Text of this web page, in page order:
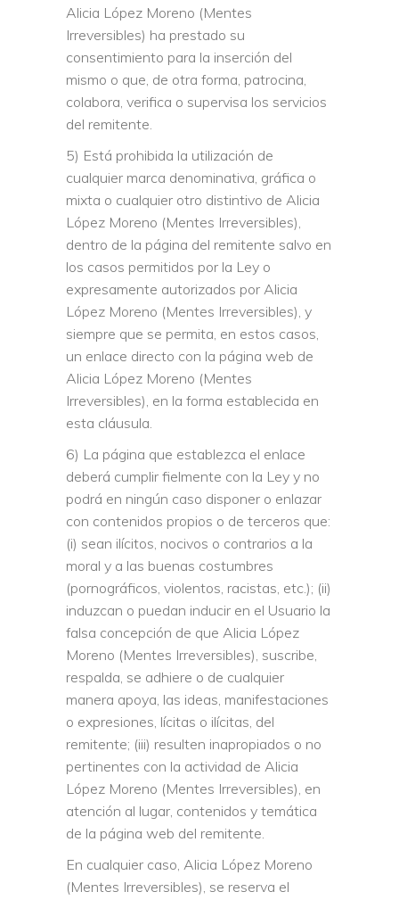
Alicia López Moreno (Mentes
Irreversibles) ha prestado su
consentimiento para la inserción del
mismo o que, de otra forma, patrocina,
colabora, verifica o supervisa los servicios
del remitente.
5) Está prohibida la utilización de
cualquier marca denominativa, gráfica o
mixta o cualquier otro distintivo de Alicia
López Moreno (Mentes Irreversibles),
dentro de la página del remitente salvo en
los casos permitidos por la Ley o
expresamente autorizados por Alicia
López Moreno (Mentes Irreversibles), y
siempre que se permita, en estos casos,
un enlace directo con la página web de
Alicia López Moreno (Mentes
Irreversibles), en la forma establecida en
esta cláusula.
6) La página que establezca el enlace
deberá cumplir fielmente con la Ley y no
podrá en ningún caso disponer o enlazar
con contenidos propios o de terceros que:
(i) sean ilícitos, nocivos o contrarios a la
moral y a las buenas costumbres
(pornográficos, violentos, racistas, etc.); (ii)
induzcan o puedan inducir en el Usuario la
falsa concepción de que Alicia López
Moreno (Mentes Irreversibles), suscribe,
respalda, se adhiere o de cualquier
manera apoya, las ideas, manifestaciones
o expresiones, lícitas o ilícitas, del
remitente; (iii) resulten inapropiados o no
pertinentes con la actividad de Alicia
López Moreno (Mentes Irreversibles), en
atención al lugar, contenidos y temática
de la página web del remitente.
En cualquier caso, Alicia López Moreno
(Mentes Irreversibles), se reserva el